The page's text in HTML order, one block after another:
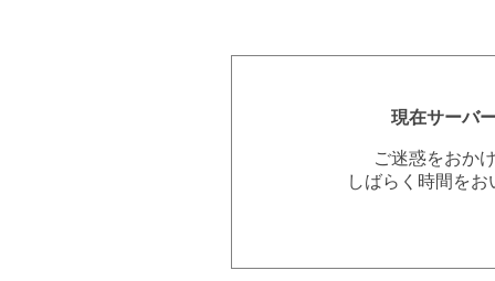
現在サーバ
ご迷惑をおか
しばらく時間を